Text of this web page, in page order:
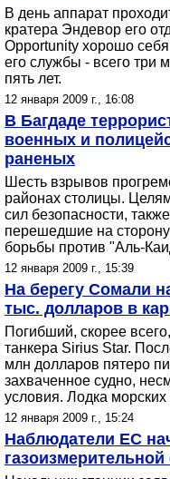
В день аппарат
кратера Эндевор его
Opportunity хорошо
его службы - всего три
пять лет.
12 января 2009 г., 16:08
В Багдаде
военных и
раненых
Шесть взрывов
районах столицы.
сил безопасности,
перешедшие на
борьбы против "Аль-
12 января 2009 г., 15:39
На берегу Сомали
тыс. долларов в
Погибший, скорее
танкера Sirius Star.
млн долларов пятеро
захваченное судно,
условия. Лодка
12 января 2009 г., 15:24
Наблюдатели ЕС